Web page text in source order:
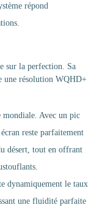
répond
sur la perfection. Sa
une résolution WQHD+
mondiale. Avec un pic
reste parfaitement
désert, tout en offrant
dynamiquement le taux
une fluidité parfaite